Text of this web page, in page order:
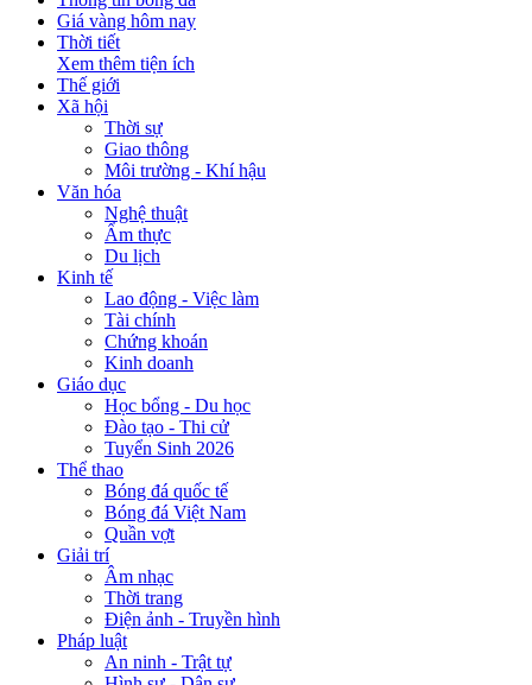
Giá vàng hôm nay
Thời tiết
Xem thêm tiện ích
Thế giới
Xã hội
Thời sự
Giao thông
Môi trường - Khí hậu
Văn hóa
Nghệ thuật
Ẩm thực
Du lịch
Kinh tế
Lao động - Việc làm
Tài chính
Chứng khoán
Kinh doanh
Giáo dục
Học bổng - Du học
Đào tạo - Thi cử
Tuyển Sinh 2026
Thể thao
Bóng đá quốc tế
Bóng đá Việt Nam
Quần vợt
Giải trí
Âm nhạc
Thời trang
Điện ảnh - Truyền hình
Pháp luật
An ninh - Trật tự